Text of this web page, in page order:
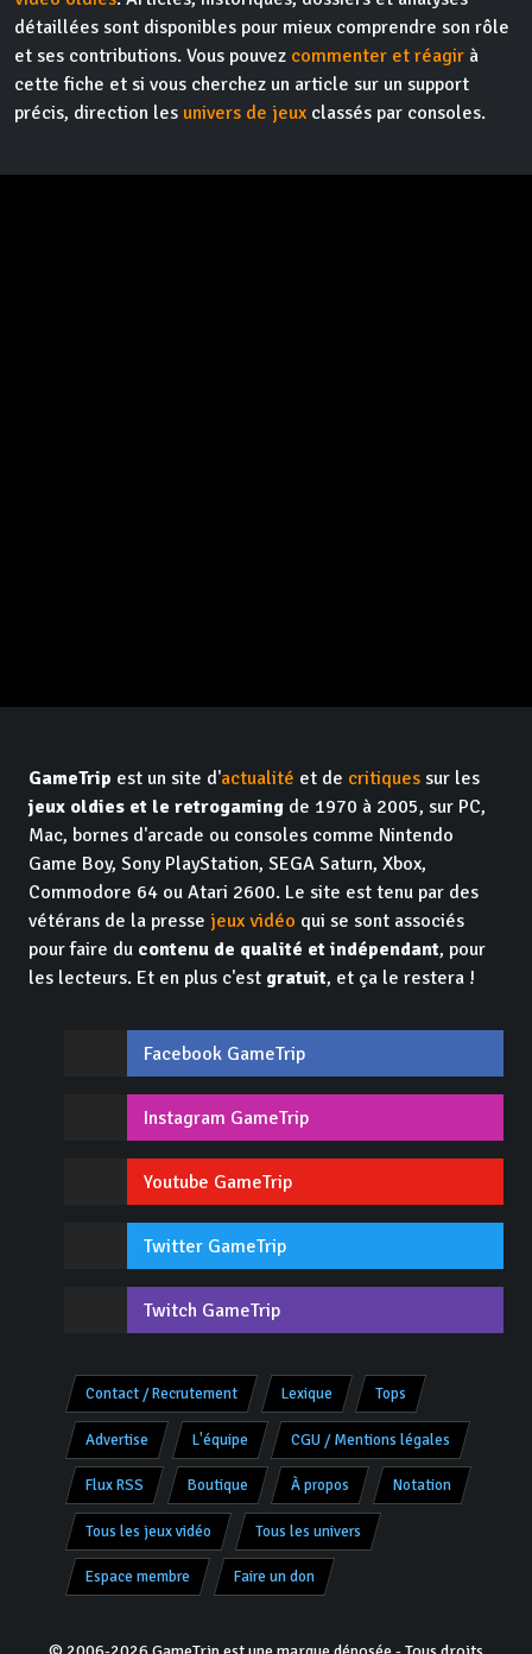
détaillées sont disponibles pour mieux comprendre son rôle
et ses contributions. Vous pouvez commenter et réagir à
cette fiche et si vous cherchez un article sur un support
précis, direction les univers de jeux classés par consoles.
GameTrip est un site d'actualité et de critiques sur les
jeux oldies et le retrogaming de 1970 à 2005, sur PC,
Mac, bornes d'arcade ou consoles comme Nintendo
Game Boy, Sony PlayStation, SEGA Saturn, Xbox,
Commodore 64 ou Atari 2600. Le site est tenu par des
vétérans de la presse jeux vidéo qui se sont associés
pour faire du contenu de qualité et indépendant, pour
les lecteurs. Et en plus c'est gratuit, et ça le restera !
Facebook GameTrip
Instagram GameTrip
Youtube GameTrip
Twitter GameTrip
Twitch GameTrip
Contact / Recrutement Lexique Tops
Advertise L'équipe CGU / Mentions légales
Flux RSS Boutique À propos Notation
Tous les jeux vidéo Tous les univers
Espace membre Faire un don